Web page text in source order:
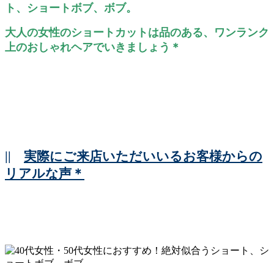
ト、ショートボブ、ボブ。
大人の女性のショートカットは品のある、ワンランク
上のおしゃれヘアでいきましょう＊
|| 実際にご来店いただいいるお客様からの
リアルな声＊